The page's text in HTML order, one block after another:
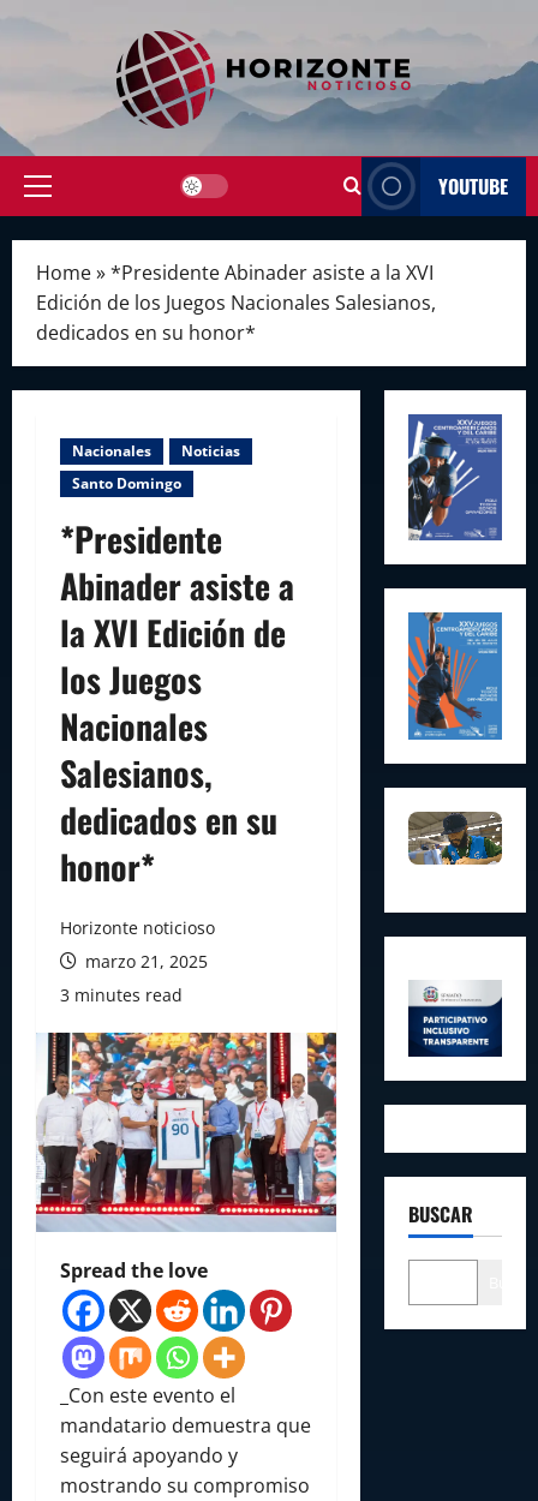
Primary
YOUTUBE
Home»*Presidente Abinader asiste a la XVI
Edición de los Juegos Nacionales Salesianos,
dedicados en su honor*
Nacionales
Noticias
Santo Domingo
*Presidente
Abinader asiste a
la XVI Edición de
los Juegos
Nacionales
Salesianos,
dedicados en su
honor*
Horizonte noticioso
marzo 21, 2025
3 minutes read
Spread the love
_Con este evento el
mandatario demuestra que
seguirá apoyando y
mostrando su compromiso
BUSCAR